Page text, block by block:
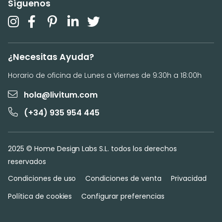
Síguenos
¿Necesitas Ayuda?
Horario de oficina de Lunes a Viernes de 9:30h a 18:00h
hola@livitum.com
(+34) 935 954 445
2025 © Home Design Labs S.L. todos los derechos
reservados
Condiciones de uso
Condiciones de venta
Privacidad
Política de cookies
Configurar preferencias